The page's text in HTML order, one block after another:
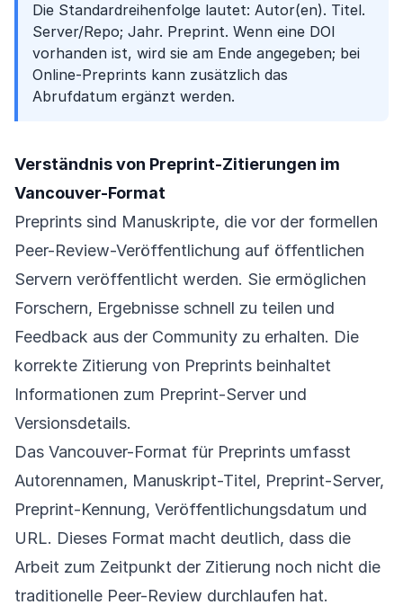
Die Standardreihenfolge lautet: Autor(en). Titel.
Server/Repo; Jahr. Preprint. Wenn eine DOI
vorhanden ist, wird sie am Ende angegeben; bei
Online-Preprints kann zusätzlich das
Abrufdatum ergänzt werden.
Verständnis von Preprint-Zitierungen im
Vancouver-Format
Preprints sind Manuskripte, die vor der formellen
Peer-Review-Veröffentlichung auf öffentlichen
Servern veröffentlicht werden. Sie ermöglichen
Forschern, Ergebnisse schnell zu teilen und
Feedback aus der Community zu erhalten. Die
korrekte Zitierung von Preprints beinhaltet
Informationen zum Preprint-Server und
Versionsdetails.
Das Vancouver-Format für Preprints umfasst
Autorennamen, Manuskript-Titel, Preprint-Server,
Preprint-Kennung, Veröffentlichungsdatum und
URL. Dieses Format macht deutlich, dass die
Arbeit zum Zeitpunkt der Zitierung noch nicht die
traditionelle Peer-Review durchlaufen hat.